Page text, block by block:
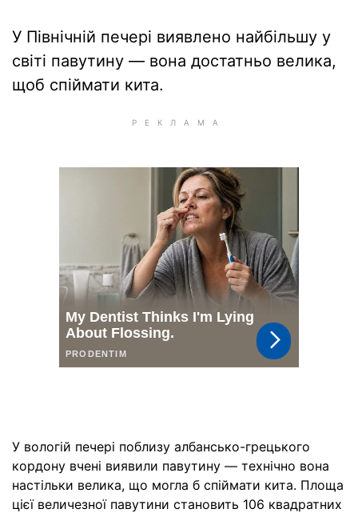
У Північній печері виявлено найбільшу у
світі павутину — вона достатньо велика,
щоб спіймати кита.
У вологій печері поблизу албансько-грецького
кордону вчені виявили павутину — технічно вона
настільки велика, що могла б спіймати кита. Площа
цієї величезної павутини становить 106 квадратних